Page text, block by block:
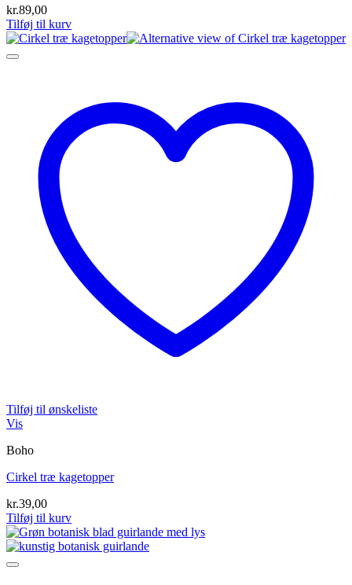
kr.89,00
Tilføj til kurv
Tilføj til ønskeliste
Vis
Boho
Cirkel træ kagetopper
kr.39,00
Tilføj til kurv